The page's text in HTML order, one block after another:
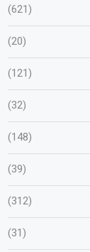
(621)
(20)
(121)
(32)
(148)
(39)
(312)
(31)